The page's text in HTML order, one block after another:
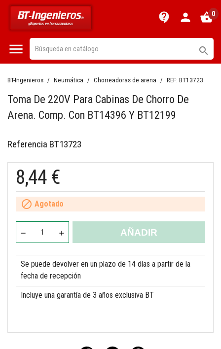
contact_support person shopping_basket0
 
BT-Ingenieros Neumática Chorreadoras de arena REF: BT13723
Toma De 220V Para Cabinas De Chorro De
Arena. Comp. Con BT14396 Y BT12199
Referencia BT13723
8,44 €
 Agotado
AÑADIR
Se puede devolver en un plazo de 14 días a partir de la
fecha de recepción
Incluye una garantía de 3 años exclusiva BT